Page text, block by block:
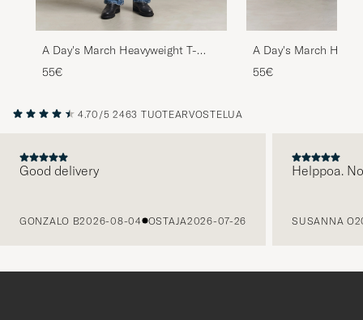
A Day's March Heavyweight T-
Shirt Grey Melange
55€
A Day's March
Shirt Navy
55€
4.70/5 2463 TUOTEARVOSTELUA
Good delivery
GONZALO B2026-08-04 OSTAJA2026-07-26
Helppoa.
SUSANNA O